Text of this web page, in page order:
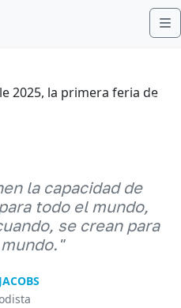
la capacidad de
todo el mundo,
se crean para